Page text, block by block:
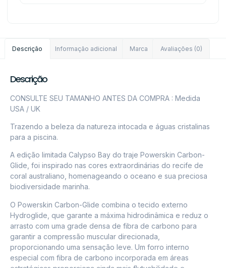
Descrição Informação adicional Marca Avaliações (0)
Descrição
CONSULTE SEU TAMANHO ANTES DA COMPRA : Medida
USA / UK
Trazendo a beleza da natureza intocada e águas cristalinas
para a piscina.
A edição limitada Calypso Bay do traje Powerskin Carbon-
Glide, foi inspirado nas cores extraordinárias do recife de
coral australiano, homenageando o oceano e sua preciosa
biodiversidade marinha.
O Powerskin Carbon-Glide combina o tecido externo
Hydroglide, que garante a máxima hidrodinâmica e reduz o
arrasto com uma grade densa de fibra de carbono para
garantir a compressão muscular direcionada,
proporcionando uma sensação leve. Um forro interno
especial com fibra de carbono incorporada em áreas